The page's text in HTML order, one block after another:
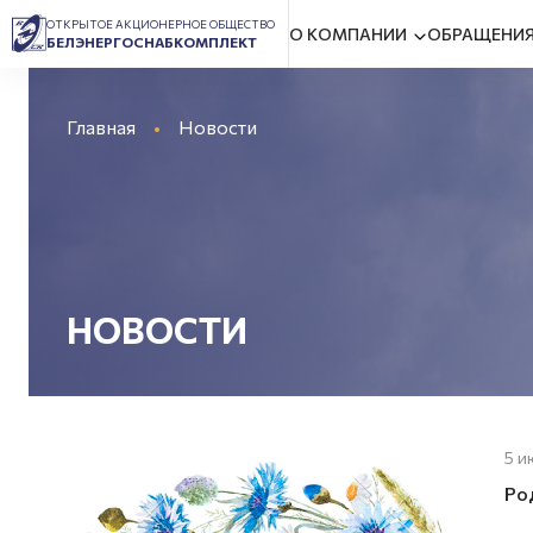
ОТКРЫТОЕ АКЦИОНЕРНОЕ ОБЩЕСТВО
БЕЛЭНЕРГОСНАБКОМПЛЕКТ О КОМПАНИИ
Главная Новости
НОВОСТИ
5